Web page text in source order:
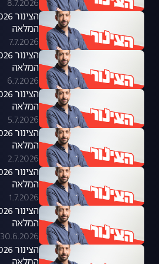
8.7.2026
המלאה
7.7.2026
המלאה
6.7.2026
המלאה
5.7.2026
המלאה
2.7.2026
המלאה
1.7.2026
המלאה
30.6.2026